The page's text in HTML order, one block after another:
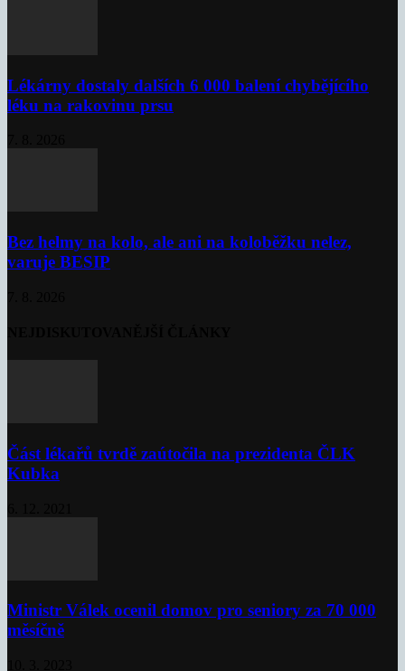
Lékárny dostaly dalších 6 000 balení chybějícího
léku na rakovinu prsu
Bez helmy na kolo, ale ani na koloběžku nelez,
varuje BESIP
Část lékařů tvrdě zaútočila na prezidenta ČLK
Kubka
Ministr Válek ocenil domov pro seniory za 70 000
měsíčně